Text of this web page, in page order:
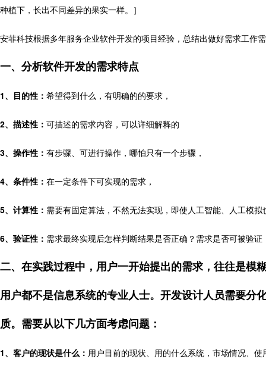
种植下，长出不同差异的果实一样。］
安菲科技根据多年服务企业软件开发的项目经验，总结出做好需求工作
一、分析软件开发的需求特点
1、目的性： 希望得到什么，有明确的的要求，
2、描述性： 可描述的需求内容，可以详细解释的
3、操作性： 有步骤、可进行操作，哪怕只有一个步骤，
4、条件性： 在一定条件下可实现的需求，
5、计算性： 需要有固定算法，不然无法实现，即使人工智能、人工模
6、验证性： 需求最终实现后怎样判断结果是否正确？需求是否可被验证
二、在实践过程中，用户一开始提出的需求，往往是模
用户都不是信息系统的专业人士。开发设计人员需要分
质。需要从以下几方面考虑问题：
1、客户的现状是什么： 用户目前的现状、用的什么系统，市场情况、